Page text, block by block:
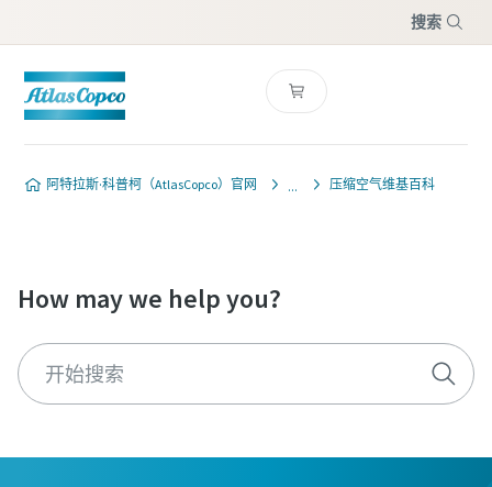
搜索
阿特拉斯·科普柯（AtlasCopco）官网 压缩空气维基百科
How may we help you?